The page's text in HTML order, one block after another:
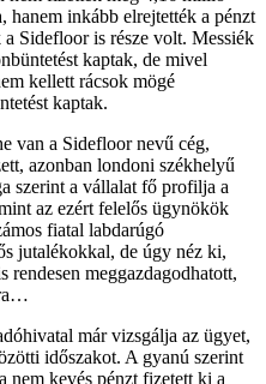
hanem inkább elrejtették a pénzt
Sidefloor is része volt. Messiék
kaptak, de mivel
kellett rácsok mögé
kaptak.
van a Sidefloor nevű cég,
azonban londoni székhelyű
szerint a vállalat fő profilja a
az ezért felelős ügynökök
fiatal labdarúgó
jutalékokkal, de úgy néz ki,
meggazdagodhatott,
már vizsgálja az ügyet,
időszakot. A gyanú szerint
nem kevés pénzt fizetett ki a